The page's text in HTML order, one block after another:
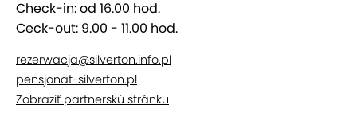
Nechýba vykurovanie, pracovný stôl, 26-palcový
Check-in: od 16.00 hod.
Ceck-out: 9.00 - 11.00 hod.
rezerwacja@silverton.info.pl
pensjonat-silverton.pl
Zobraziť partnerskú stránku